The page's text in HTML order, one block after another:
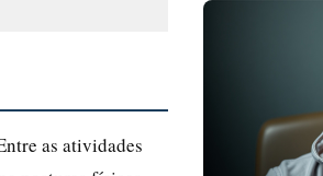
as atividades